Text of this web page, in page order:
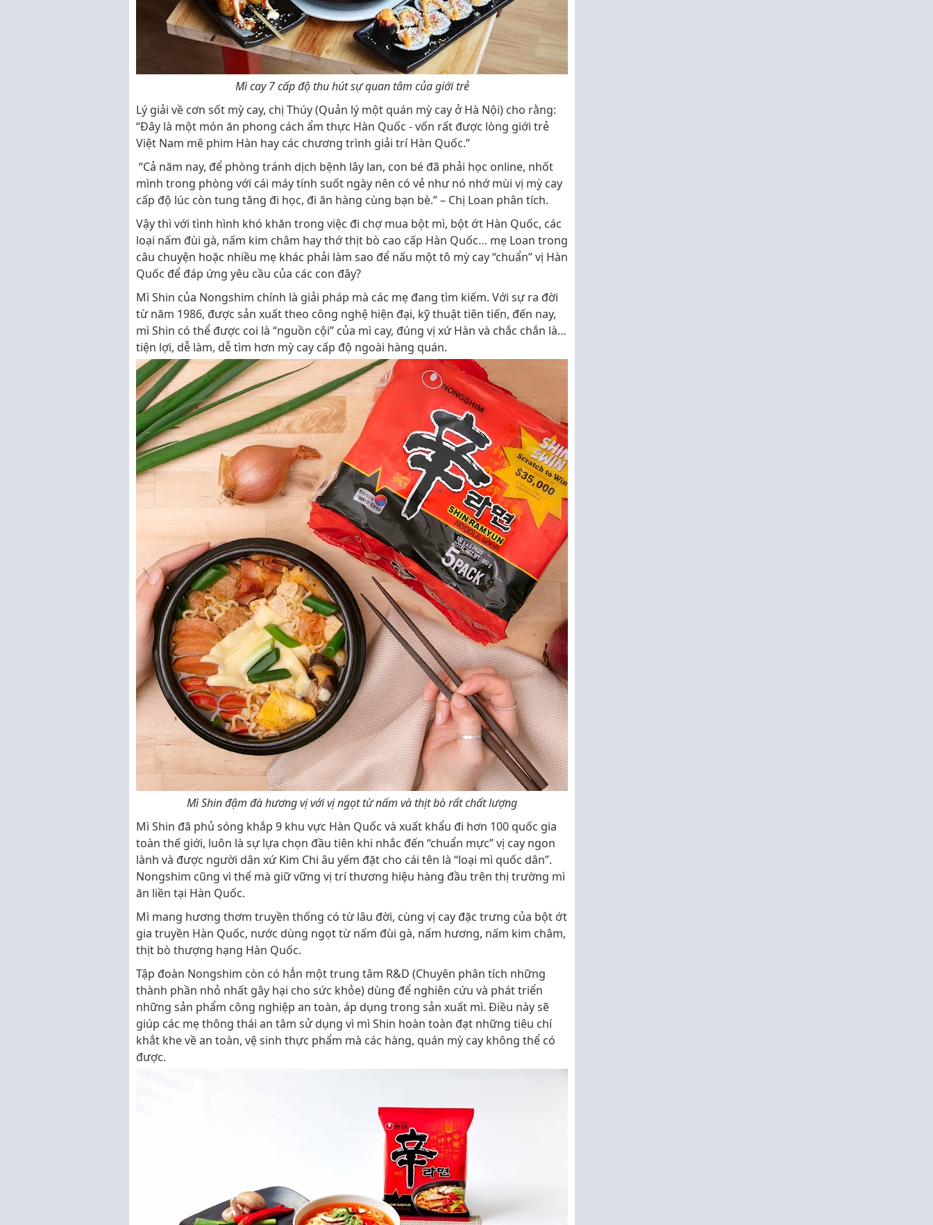
Mì cay 7 cấp độ thu hút sự quan tâm của giới trẻ
Lý giải về cơn sốt mỳ cay, chị Thúy (Quản lý một quán mỳ cay ở Hà Nội) cho rằng:
“Đây là một món ăn phong cách ẩm thực Hàn Quốc - vốn rất được lòng giới trẻ
Việt Nam mê phim Hàn hay các chương trình giải trí Hàn Quốc.”
“Cả năm nay, để phòng tránh dịch bệnh lây lan, con bé đã phải học online, nhốt
mình trong phòng với cái máy tính suốt ngày nên có vẻ như nó nhớ mùi vị mỳ cay
cấp độ lúc còn tung tăng đi học, đi ăn hàng cùng bạn bè.” – Chị Loan phân tích.
Vậy thì với tình hình khó khăn trong việc đi chợ mua bột mì, bột ớt Hàn Quốc, các
loại nấm đùi gà, nấm kim châm hay thớ thịt bò cao cấp Hàn Quốc… mẹ Loan trong
câu chuyện hoặc nhiều mẹ khác phải làm sao để nấu một tô mỳ cay “chuẩn” vị Hàn
Quốc để đáp ứng yêu cầu của các con đây?
Mì Shin của Nongshim chính là giải pháp mà các mẹ đang tìm kiếm. Với sự ra đời
từ năm 1986, được sản xuất theo công nghệ hiện đại, kỹ thuật tiên tiến, đến nay,
mì Shin có thể được coi là “nguồn cội” của mì cay, đúng vị xứ Hàn và chắc chắn là…
tiện lợi, dễ làm, dễ tìm hơn mỳ cay cấp độ ngoài hàng quán.
Mì Shin đậm đà hương vị với vị ngọt từ nấm và thịt bò rất chất lượng
Mì Shin đã phủ sóng khắp 9 khu vực Hàn Quốc và xuất khẩu đi hơn 100 quốc gia
toàn thế giới, luôn là sự lựa chọn đầu tiên khi nhắc đến “chuẩn mực” vị cay ngon
lành và được người dân xứ Kim Chi âu yếm đặt cho cái tên là “loại mì quốc dân”.
Nongshim cũng vì thế mà giữ vững vị trí thương hiệu hàng đầu trên thị trường mì
ăn liền tại Hàn Quốc.
Mì mang hương thơm truyền thống có từ lâu đời, cùng vị cay đặc trưng của bột ớt
gia truyền Hàn Quốc, nước dùng ngọt từ nấm đùi gà, nấm hương, nấm kim châm,
thịt bò thượng hạng Hàn Quốc.
Tập đoàn Nongshim còn có hẳn một trung tâm R&D (Chuyên phân tích những
thành phần nhỏ nhất gây hại cho sức khỏe) dùng để nghiên cứu và phát triển
những sản phẩm công nghiệp an toàn, áp dụng trong sản xuất mì. Điều này sẽ
giúp các mẹ thông thái an tâm sử dụng vì mì Shin hoàn toàn đạt những tiêu chí
khắt khe về an toàn, vệ sinh thực phẩm mà các hàng, quán mỳ cay không thể có
được.